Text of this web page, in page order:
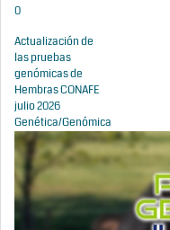
0
Actualización de
las pruebas
genómicas de
Hembras CONAFE
julio 2026
Genética/Genómica